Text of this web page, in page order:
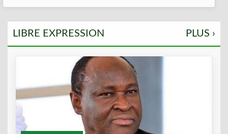
LIBRE EXPRESSION PLUS ›